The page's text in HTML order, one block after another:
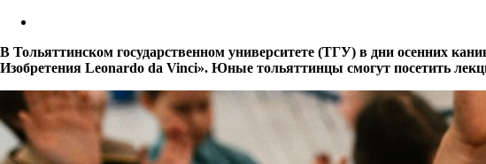
В Тольяттинском государственном университете (ТГУ) в дни осенних
Изобретения Leonardo da Vinci». Юные тольяттинцы смогут посетить